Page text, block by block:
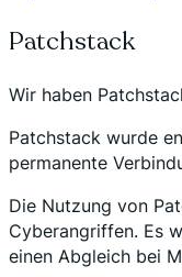
Patchstack
Wir haben
Patchstack wurde
permanente
Die Nutzung von
Cyberangriffen. Es
einen Abgleich bei